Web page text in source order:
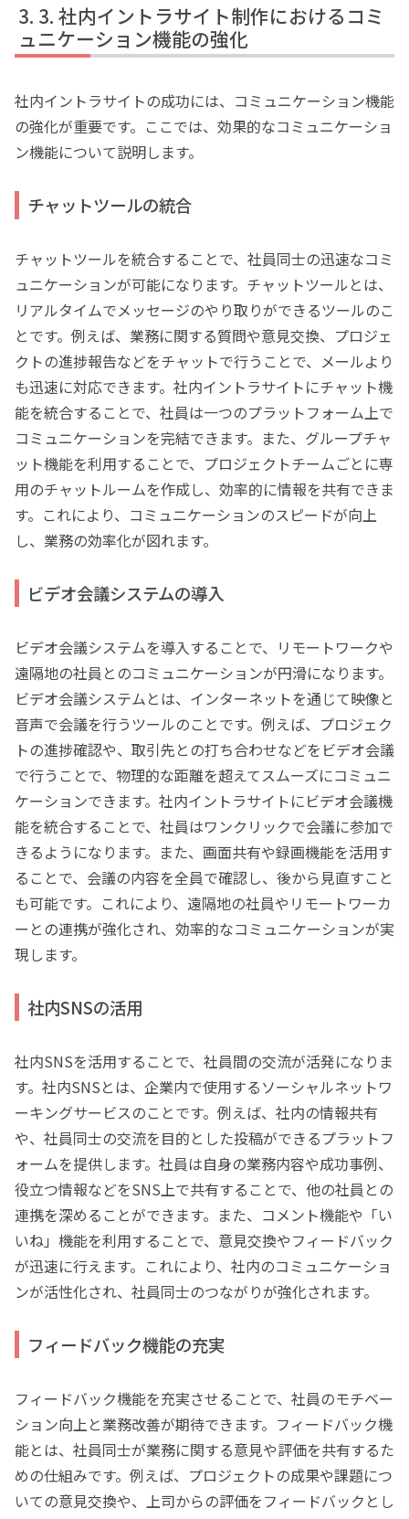
3. 社内イントラサイト制作におけるコミ
ュニケーション機能の強化
社内イントラサイトの成功には、コミュニケーション機能
の強化が重要です。ここでは、効果的なコミュニケーショ
ン機能について説明します。
チャットツールの統合
チャットツールを統合することで、社員同士の迅速なコミ
ュニケーションが可能になります。チャットツールとは、
リアルタイムでメッセージのやり取りができるツールのこ
とです。例えば、業務に関する質問や意見交換、プロジェ
クトの進捗報告などをチャットで行うことで、メールより
も迅速に対応できます。社内イントラサイトにチャット機
能を統合することで、社員は一つのプラットフォーム上で
コミュニケーションを完結できます。また、グループチャ
ット機能を利用することで、プロジェクトチームごとに専
用のチャットルームを作成し、効率的に情報を共有できま
す。これにより、コミュニケーションのスピードが向上
し、業務の効率化が図れます。
ビデオ会議システムの導入
ビデオ会議システムを導入することで、リモートワークや
遠隔地の社員とのコミュニケーションが円滑になります。
ビデオ会議システムとは、インターネットを通じて映像と
音声で会議を行うツールのことです。例えば、プロジェク
トの進捗確認や、取引先との打ち合わせなどをビデオ会議
で行うことで、物理的な距離を超えてスムーズにコミュニ
ケーションできます。社内イントラサイトにビデオ会議機
能を統合することで、社員はワンクリックで会議に参加で
きるようになります。また、画面共有や録画機能を活用す
ることで、会議の内容を全員で確認し、後から見直すこと
も可能です。これにより、遠隔地の社員やリモートワーカ
ーとの連携が強化され、効率的なコミュニケーションが実
現します。
社内SNSの活用
社内SNSを活用することで、社員間の交流が活発になりま
す。社内SNSとは、企業内で使用するソーシャルネットワ
ーキングサービスのことです。例えば、社内の情報共有
や、社員同士の交流を目的とした投稿ができるプラットフ
ォームを提供します。社員は自身の業務内容や成功事例、
役立つ情報などをSNS上で共有することで、他の社員との
連携を深めることができます。また、コメント機能や「い
いね」機能を利用することで、意見交換やフィードバック
が迅速に行えます。これにより、社内のコミュニケーショ
ンが活性化され、社員同士のつながりが強化されます。
フィードバック機能の充実
フィードバック機能を充実させることで、社員のモチベー
ション向上と業務改善が期待できます。フィードバック機
能とは、社員同士が業務に関する意見や評価を共有するた
めの仕組みです。例えば、プロジェクトの成果や課題につ
いての意見交換や、上司からの評価をフィードバックとし